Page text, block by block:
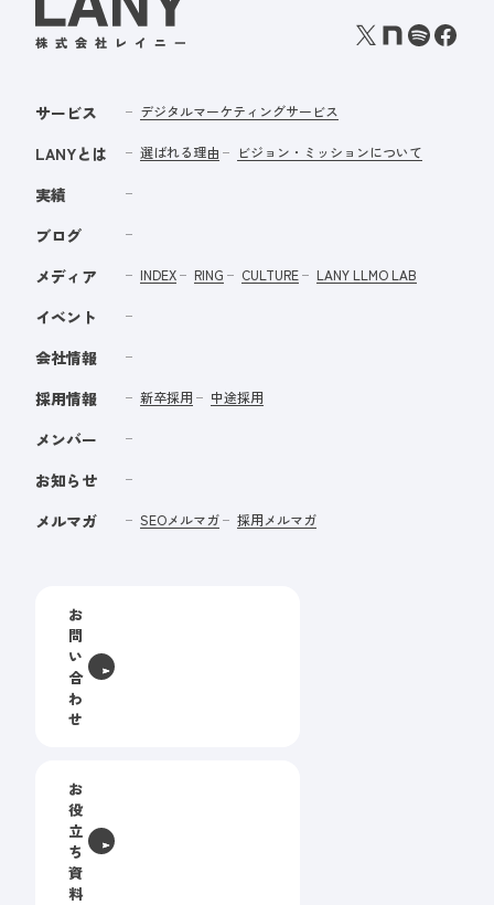
サービス デジタルマーケティングサービス
LANYとは 選ばれる理由 ビジョン・ミッションについて
実績
ブログ
メディア
INDEX RING CULTURE LANY LLMO LAB
イベント
会社情報
採用情報
新卒採用 中途採用
メンバー
お知らせ
メルマガ
SEOメルマガ 採用メルマガ
お
問
い
合
わ
せ
お
役
立
ち
資
料